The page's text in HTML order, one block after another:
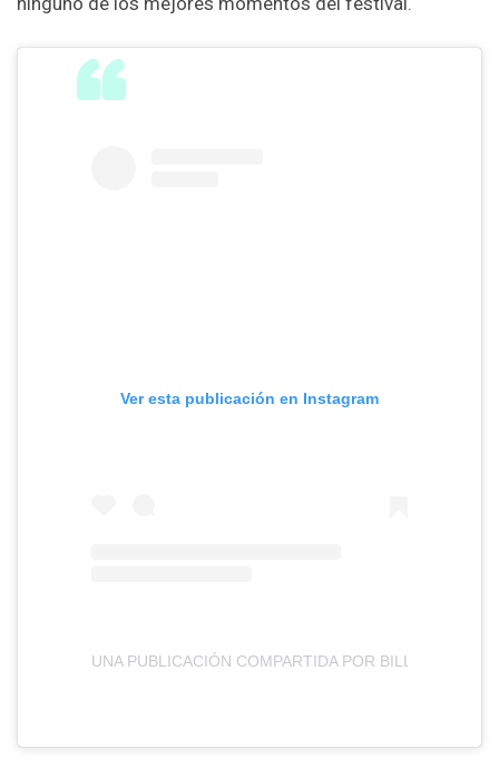
Ver esta publicación en Instagram
UNA PUBLICACIÓN COMPARTIDA POR BILLBOARD